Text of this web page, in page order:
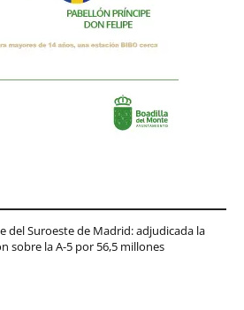
del Suroeste de Madrid: adjudicada la
sobre la A-5 por 56,5 millones